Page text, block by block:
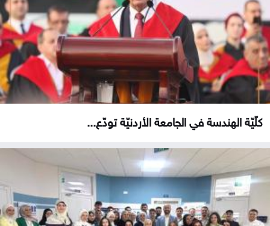
كلّيّة الهندسة في الجامعة الأردنيّة تودّع...